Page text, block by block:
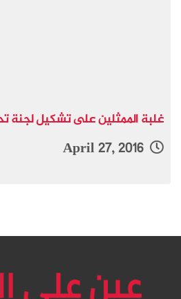
غلبة الممثلين على تشكيل لجنة
April 27, 2016